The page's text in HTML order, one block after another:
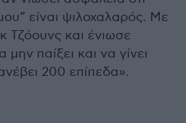
είναι ψιλοχαλαρός. Με
Τζόουνς και ένιωσε
μην παίξει και να γίνει
200 επίπεδα».